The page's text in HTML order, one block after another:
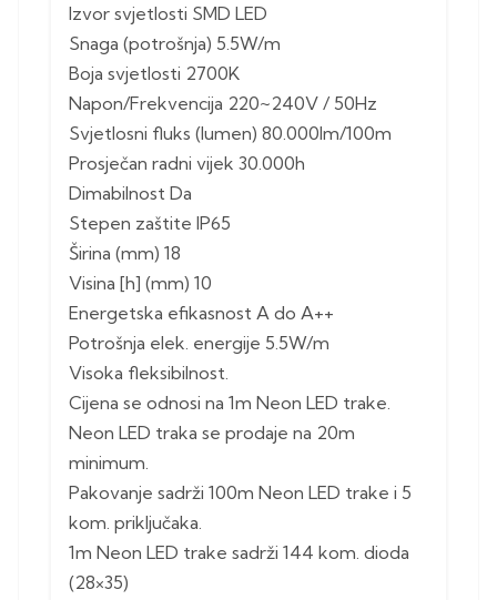
Izvor svjetlosti SMD LED
Snaga (potrošnja) 5.5W/m
Boja svjetlosti 2700K
Napon/Frekvencija 220~240V / 50Hz
Svjetlosni fluks (lumen) 80.000lm/100m
Prosječan radni vijek 30.000h
Dimabilnost Da
Stepen zaštite IP65
Širina (mm) 18
Visina [h] (mm) 10
Energetska efikasnost A do A++
Potrošnja elek. energije 5.5W/m
Visoka fleksibilnost.
Cijena se odnosi na 1m Neon LED trake.
Neon LED traka se prodaje na 20m
minimum.
Pakovanje sadrži 100m Neon LED trake i 5
kom. priključaka.
1m Neon LED trake sadrži 144 kom. dioda
(28×35)